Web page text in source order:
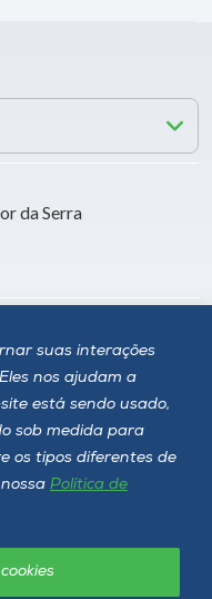
suas interações
nos ajudam a
está sendo usado,
sob medida para
os tipos diferentes de
Política de
da Serra